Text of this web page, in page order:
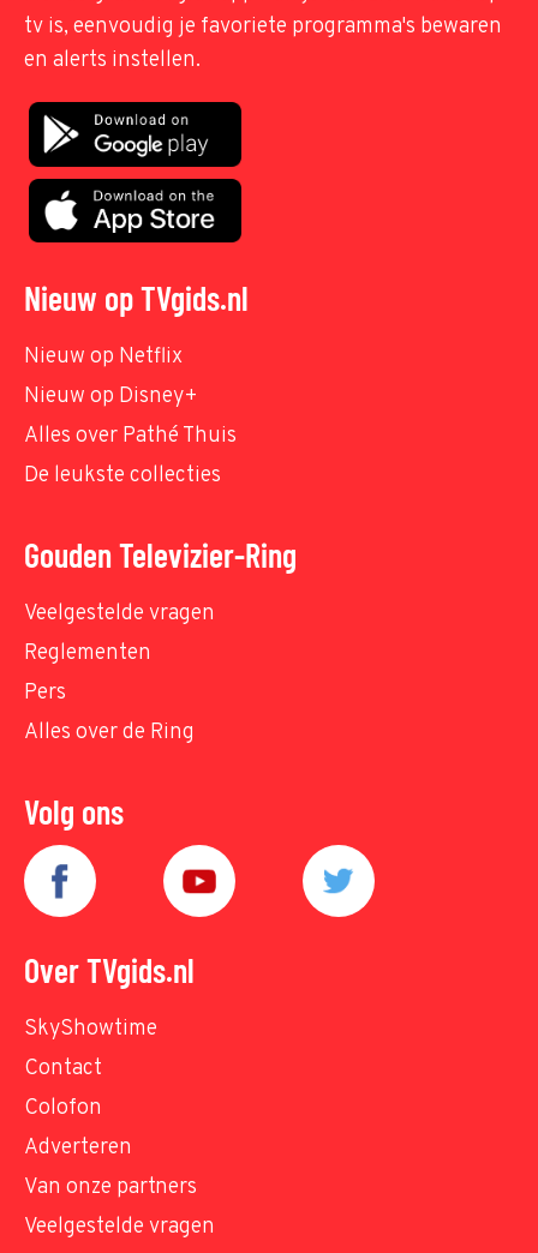
tv is, eenvoudig je favoriete programma's bewaren
en alerts instellen.
Nieuw op TVgids.nl
Nieuw op Netflix
Nieuw op Disney+
Alles over Pathé Thuis
De leukste collecties
Gouden Televizier-Ring
Veelgestelde vragen
Reglementen
Pers
Alles over de Ring
Volg ons
Over TVgids.nl
SkyShowtime
Contact
Colofon
Adverteren
Van onze partners
Veelgestelde vragen